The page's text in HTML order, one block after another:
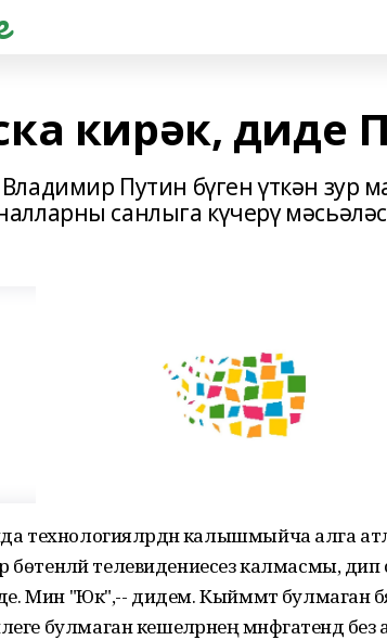
кирәк, диде
Путин бүген үткән зур
санлыга күчерү
технологияләрдән калышмыйча алга
бөтенләй телевидениесез калмасмы,
Мин "Юк",-- дидем. Кыйммәт булмаган
булмаган кешеләрнең мәнфәгатендә